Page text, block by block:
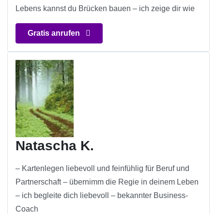
Lebens kannst du Brücken bauen – ich zeige dir wie
Gratis anrufen
Natascha K.
– Kartenlegen liebevoll und feinfühlig für Beruf und
Partnerschaft – übernimm die Regie in deinem Leben
– ich begleite dich liebevoll – bekannter Business-
Coach